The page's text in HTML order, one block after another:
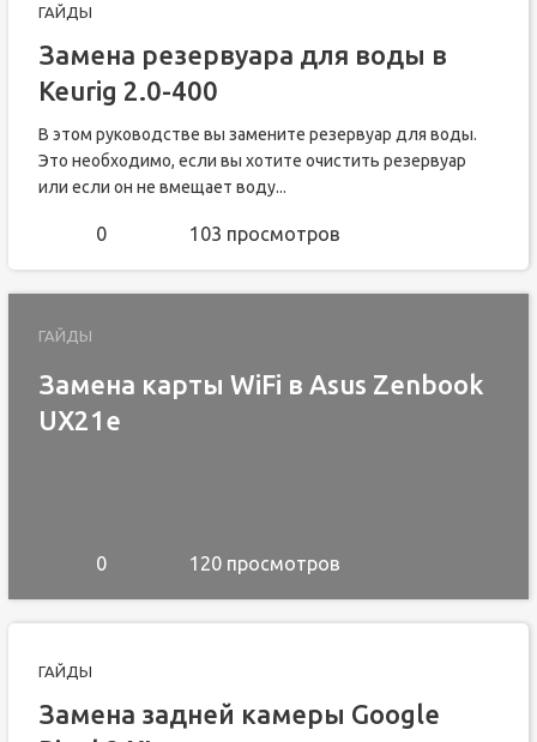
ГАЙДЫ
Замена резервуара для воды в
Keurig 2.0-400
В этом руководстве вы замените резервуар для воды.
Это необходимо, если вы хотите очистить резервуар
или если он не вмещает воду...
0 103 просмотров
ГАЙДЫ
Замена карты WiFi в Asus Zenbook
UX21e
0 120 просмотров
ГАЙДЫ
Замена задней камеры Google